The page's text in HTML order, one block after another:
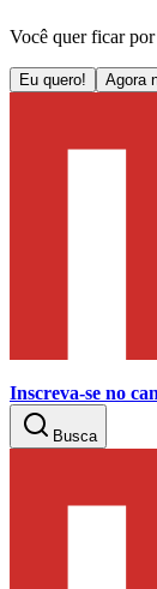
Você quer ficar
Eu quero! Agora
Inscreva-se no
Busca